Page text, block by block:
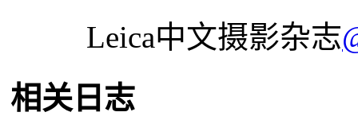
Leica中文摄影杂志
相关日志